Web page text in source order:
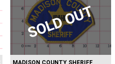
SOLD OUT
MADISON COUNTY SHERIFF